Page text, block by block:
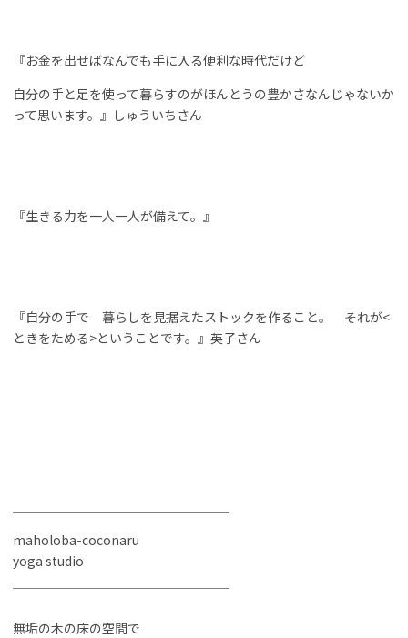
『お金を出せばなんでも手に入る便利な時代だけど
自分の手と足を使って暮らすのがほんとうの豊かさなんじゃないか
って思います。』しゅういちさん
『生きる力を一人一人が備えて。』
『自分の手で 暮らしを見据えたストックを作ること。 それが<
ときをためる>ということです。』英子さん
maholoba-coconaru
yoga studio
￣￣￣￣￣￣￣￣￣￣￣￣￣￣￣￣￣
無垢の木の床の空間で